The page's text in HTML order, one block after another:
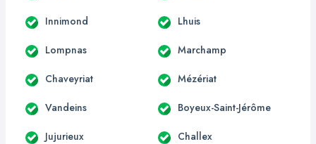
Innimond Lhuis
Lompnas Marchamp
Chaveyriat Mézériat
Vandeins Boyeux-Saint-Jérôme
Jujurieux Challex